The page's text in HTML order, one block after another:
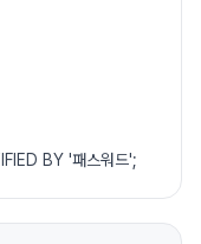
BY '패스워드';